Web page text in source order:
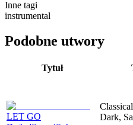
Inne tagi
instrumental
Podobne utwory
Tytuł
LET GO
Dark,